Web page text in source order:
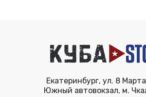
Екатеринбург, ул. 8
Южный автовокзал, м.